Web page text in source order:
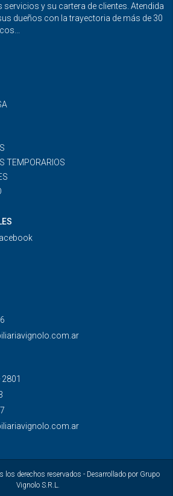
servicios y su cartera de clientes. Atendida
dueños con la trayectoria de más de 30
TEMPORARIOS
los derechos reservados - Desarrollado por Grupo
Vignolo S.R.L.